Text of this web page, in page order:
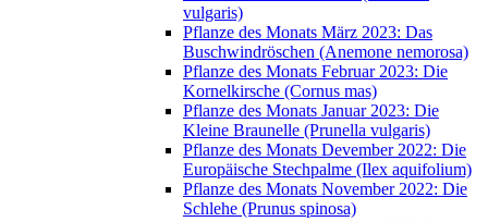
vulgaris)
Pflanze des Monats März 2023: Das
Buschwindröschen (Anemone nemorosa)
Pflanze des Monats Februar 2023: Die
Kornelkirsche (Cornus mas)
Pflanze des Monats Januar 2023: Die
Kleine Braunelle (Prunella vulgaris)
Pflanze des Monats Devember 2022: Die
Europäische Stechpalme (Ilex aquifolium)
Pflanze des Monats November 2022: Die
Schlehe (Prunus spinosa)